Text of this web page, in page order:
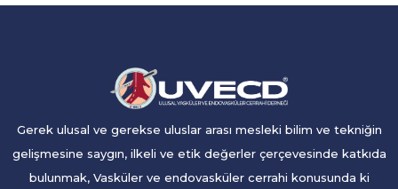
Gerek ulusal ve gerekse uluslar arası mesleki bilim ve tekniğin
gelişmesine saygın, ilkeli ve etik değerler çerçevesinde katkıda
bulunmak, Vasküler ve endovasküler cerrahi konusunda ki